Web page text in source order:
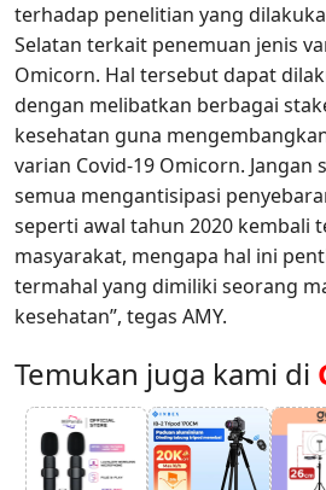
terhadap penelitian yang
Selatan terkait penemuan jenis
Omicorn. Hal tersebut dapat
dengan melibatkan berbagai
kesehatan guna
varian Covid-19 Omicorn. Jangan
semua mengantisipasi
seperti awal tahun 2020 kembali
masyarakat, mengapa hal ini
termahal yang dimiliki seorang
kesehatan”, tegas AMY.
Temukan juga kami di